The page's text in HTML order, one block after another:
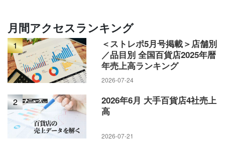
月間アクセスランキング
1
＜ストレポ5月号掲載＞店舗別
／品目別 全国百貨店2025年暦
年売上高ランキング
2026-07-24
2
2026年6月 大手百貨店4社売上
高
2026-07-21